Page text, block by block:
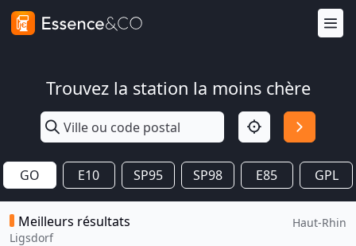
Trouvez la station la moins chère
GO E10 SP95 SP98 E85 GPL
Meilleurs résultats
Ligsdorf
Haut-Rhin